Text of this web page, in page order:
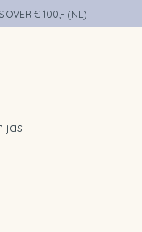
OVER € 100,- (NL)
jas